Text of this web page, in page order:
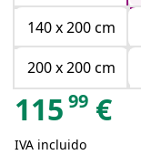
140 x 200 cm
200 x 200 cm
115 99 €
IVA incluido